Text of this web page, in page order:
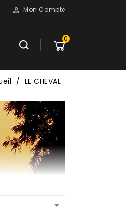
 Mon Compte
0
LE CHEVAL
